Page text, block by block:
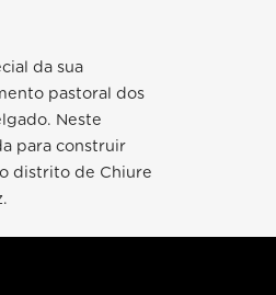
da sua
pastoral dos
Neste
para construir
distrito de Chiure